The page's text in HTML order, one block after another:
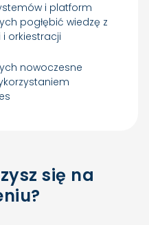
i platform
pogłębić wiedzę z
orkiestracji
nowoczesne
się na